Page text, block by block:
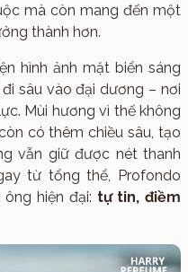
mà còn mang đến một
thành hơn.
hình ảnh mặt biển sáng
sâu vào đại dương – nơi
Mùi hương vì thế không
có thêm chiều sâu, tạo
vẫn giữ được nét thanh
từ tổng thể, Profondo
hiện đại: tự tin, điềm